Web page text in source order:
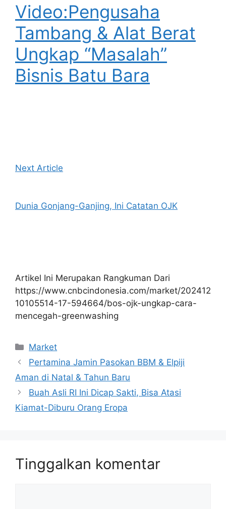
Video:Pengusaha
Tambang & Alat Berat
Ungkap “Masalah”
Bisnis Batu Bara
Next Article
Dunia Gonjang-Ganjing, Ini Catatan OJK
Artikel Ini Merupakan Rangkuman Dari
https://www.cnbcindonesia.com/market/202412
10105514-17-594664/bos-ojk-ungkap-cara-
mencegah-greenwashing
Kategori
Market
Pertamina Jamin Pasokan BBM & Elpiji
Aman di Natal & Tahun Baru
Buah Asli RI Ini Dicap Sakti, Bisa Atasi
Kiamat-Diburu Orang Eropa
Tinggalkan komentar